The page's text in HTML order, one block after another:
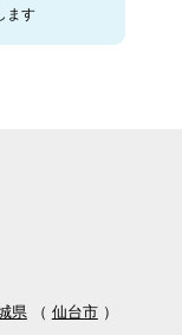
ます
県（ 仙台市）